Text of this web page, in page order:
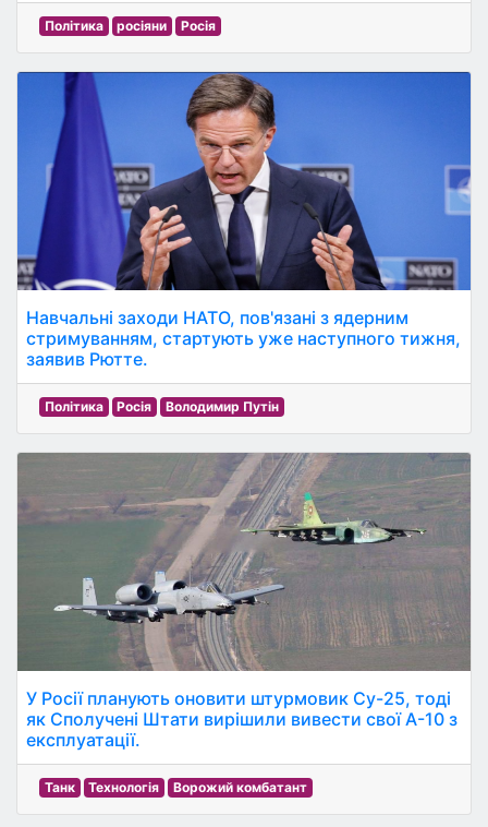
Політика росіяни Росія
Навчальні заходи НАТО, пов'язані з ядерним
стримуванням, стартують уже наступного тижня,
заявив Рютте.
Політика Росія Володимир Путін
У Росії планують оновити штурмовик Су-25, тоді
як Сполучені Штати вирішили вивести свої А-10 з
експлуатації.
Танк Технологія Ворожий комбатант